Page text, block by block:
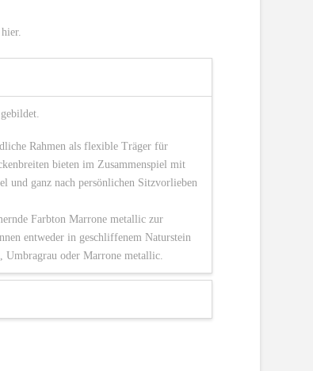
Rahmen als flexible Träger für
bieten im Zusammenspiel mit
und ganz nach persönlichen Sitzvorlieben
Farbton Marrone metallic zur
entweder in geschliffenem Naturstein
oder Marrone metallic.